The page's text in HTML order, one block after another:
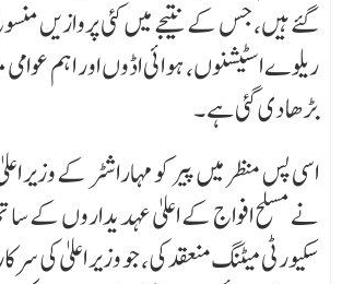
گئے ہیں، جس کے نتیجے میں کئی پروازیں
ریلوے اسٹیشنوں، ہوائی اڈوں اور اہم عوامی
بڑھا دی گئی ہے ۔
اسی پس منظر میں پیر کو مہاراشٹر کے وزیر
نے مسلح افواج کے اعلیٰ عہدیداروں کے
سکیورٹی میٹنگ منعقد کی، جو وزیر اعلیٰ کی